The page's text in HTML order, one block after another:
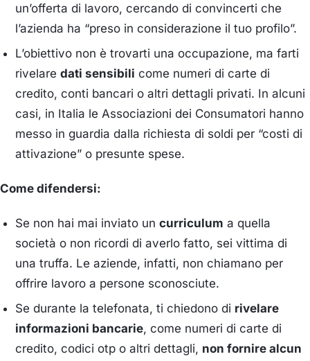
un’offerta di lavoro, cercando di convincerti che
l’azienda ha “preso in considerazione il tuo profilo”.
L’obiettivo non è trovarti una occupazione, ma farti
rivelaredati sensibili come numeri di carte di
credito, conti bancari o altri dettagli privati. In alcuni
casi, in Italia le Associazioni dei Consumatori hanno
messo in guardia dalla richiesta di soldi per “costi di
attivazione” o presunte spese.
Come difendersi:
Se non hai mai inviato uncurriculum a quella
società o non ricordi di averlo fatto, sei vittima di
una truffa. Le aziende, infatti, non chiamano per
offrire lavoro a persone sconosciute.
Se durante la telefonata, ti chiedono di rivelare
informazioni bancarie, come numeri di carte di
credito, codici otp o altri dettagli, non fornire alcun